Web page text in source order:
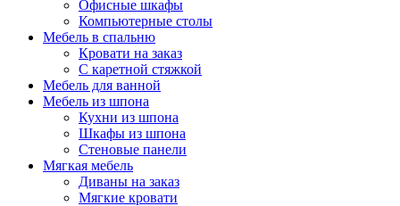
Офисные шкафы
Компьютерные столы
Мебель в спальню
Кровати на заказ
С каретной стяжкой
Мебель для ванной
Мебель из шпона
Кухни из шпона
Шкафы из шпона
Стеновые панели
Мягкая мебель
Диваны на заказ
Мягкие кровати